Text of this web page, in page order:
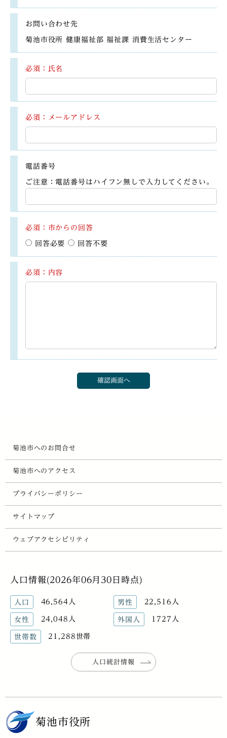
お問い合わせ先
菊池市役所 健康福祉部 福祉課 消費生活センター
必須：氏名
必須：メールアドレス
電話番号
ご注意：電話番号はハイフン無しで入力してください。
必須：市からの回答
回答必要 回答不要
必須：内容
菊池市へのお問合せ
菊池市へのアクセス
プライバシーポリシー
サイトマップ
ウェブアクセシビリティ
人口情報(2026年06月30日時点)
人口 46,564人 男性 22,516人
女性 24,048人 外国人 1727人
世帯数 21,288世帯
人口統計情報
菊池市役所